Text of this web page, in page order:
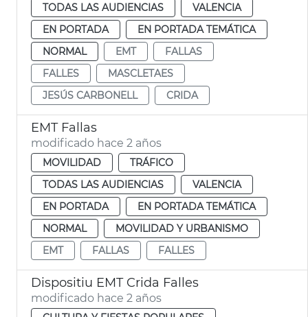
TODAS LAS AUDIENCIAS
VALENCIA
EN PORTADA
EN PORTADA TEMÁTICA
NORMAL
EMT
FALLAS
FALLES
MASCLETAES
JESÚS CARBONELL
CRIDA
EMT Fallas
modificado hace 2 años
MOVILIDAD
TRÁFICO
TODAS LAS AUDIENCIAS
VALENCIA
EN PORTADA
EN PORTADA TEMÁTICA
NORMAL
MOVILIDAD Y URBANISMO
EMT
FALLAS FALLES
Dispositiu EMT Crida Falles
modificado hace 2 años